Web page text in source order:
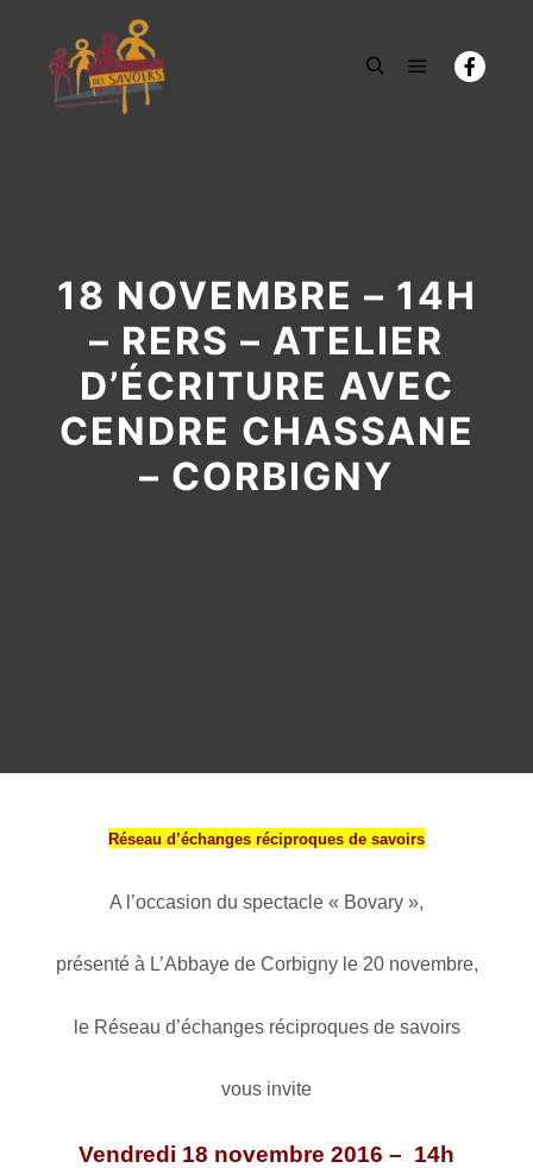
18 NOVEMBRE – 14H
– RERS – ATELIER
D’ÉCRITURE AVEC
CENDRE CHASSANE
– CORBIGNY
Réseau d’échanges réciproques de savoirs
A l’occasion du spectacle « Bovary »,
présenté à L’Abbaye de Corbigny le 20 novembre,
le Réseau d’échanges réciproques de savoirs
vous invite
Vendredi 18 novembre 2016 – 14h